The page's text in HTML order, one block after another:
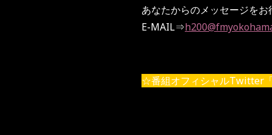
あなたからのメッセージをお
E-MAIL⇒
☆番組オフィシャルTwitter